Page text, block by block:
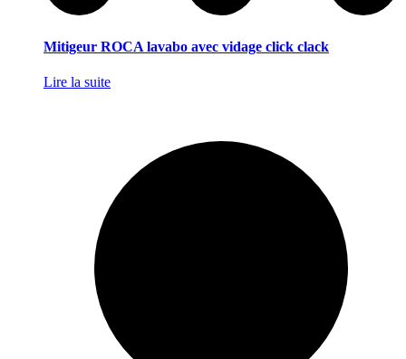
Mitigeur ROCA lavabo avec vidage click clack
Lire la suite